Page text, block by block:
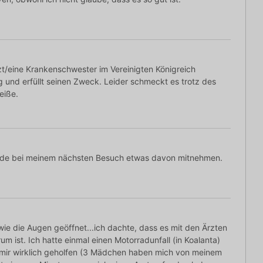
eine Krankenschwester im Vereinigten Königreich
und erfüllt seinen Zweck. Leider schmeckt es trotz des
bei meinem nächsten Besuch etwas davon mitnehmen.
die Augen geöffnet...ich dachte, dass es mit den Ärzten
ist. Ich hatte einmal einen Motorradunfall (in Koalanta)
wirklich geholfen (3 Mädchen haben mich von meinem